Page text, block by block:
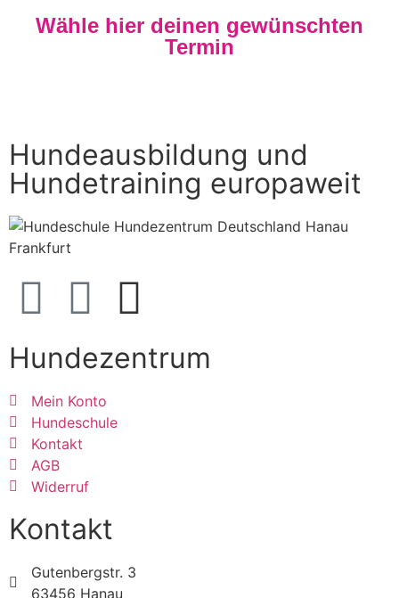
Wähle hier deinen gewünschten
Termin
Hundeausbildung und
Hundetraining europaweit
Hundezentrum
Mein Konto
Hundeschule
Kontakt
AGB
Widerruf
Kontakt
Gutenbergstr. 3
63456 Hanau